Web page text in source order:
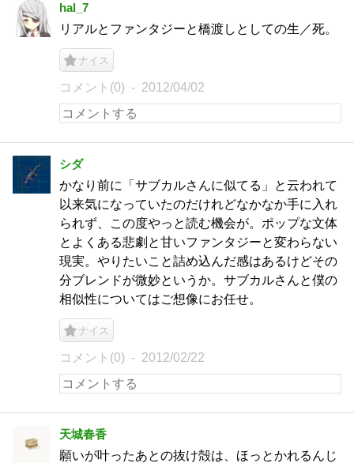
hal_7
リアルとファンタジーと橋渡しとしての生／死。
ナイス
コメント(0) 2012/04/02
シダ
かなり前に「サブカルさんに似てる」と云われて
以来気になっていたのだけれどなかなか手に入れ
られず、この度やっと読む機会が。ポップな文体
とよくある悲劇と甘いファンタジーと変わらない
現実。やりたいこと詰め込んだ感はあるけどその
分ブレンドが微妙というか。サブカルさんと僕の
相似性についてはご想像にお任せ。
ナイス
コメント(0) 2012/02/22
天城春香
願いが叶ったあとの抜け殻は、ほっとかれるんじ